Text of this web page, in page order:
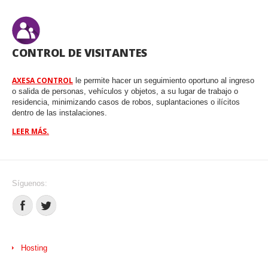
CONTROL DE VISITANTES
AXESA CONTROL le permite hacer un seguimiento oportuno al ingreso
o salida de personas, vehículos y objetos, a su lugar de trabajo o
residencia, minimizando casos de robos, suplantaciones o ilícitos
dentro de las instalaciones.
LEER MÁS.
Síguenos:
Hosting